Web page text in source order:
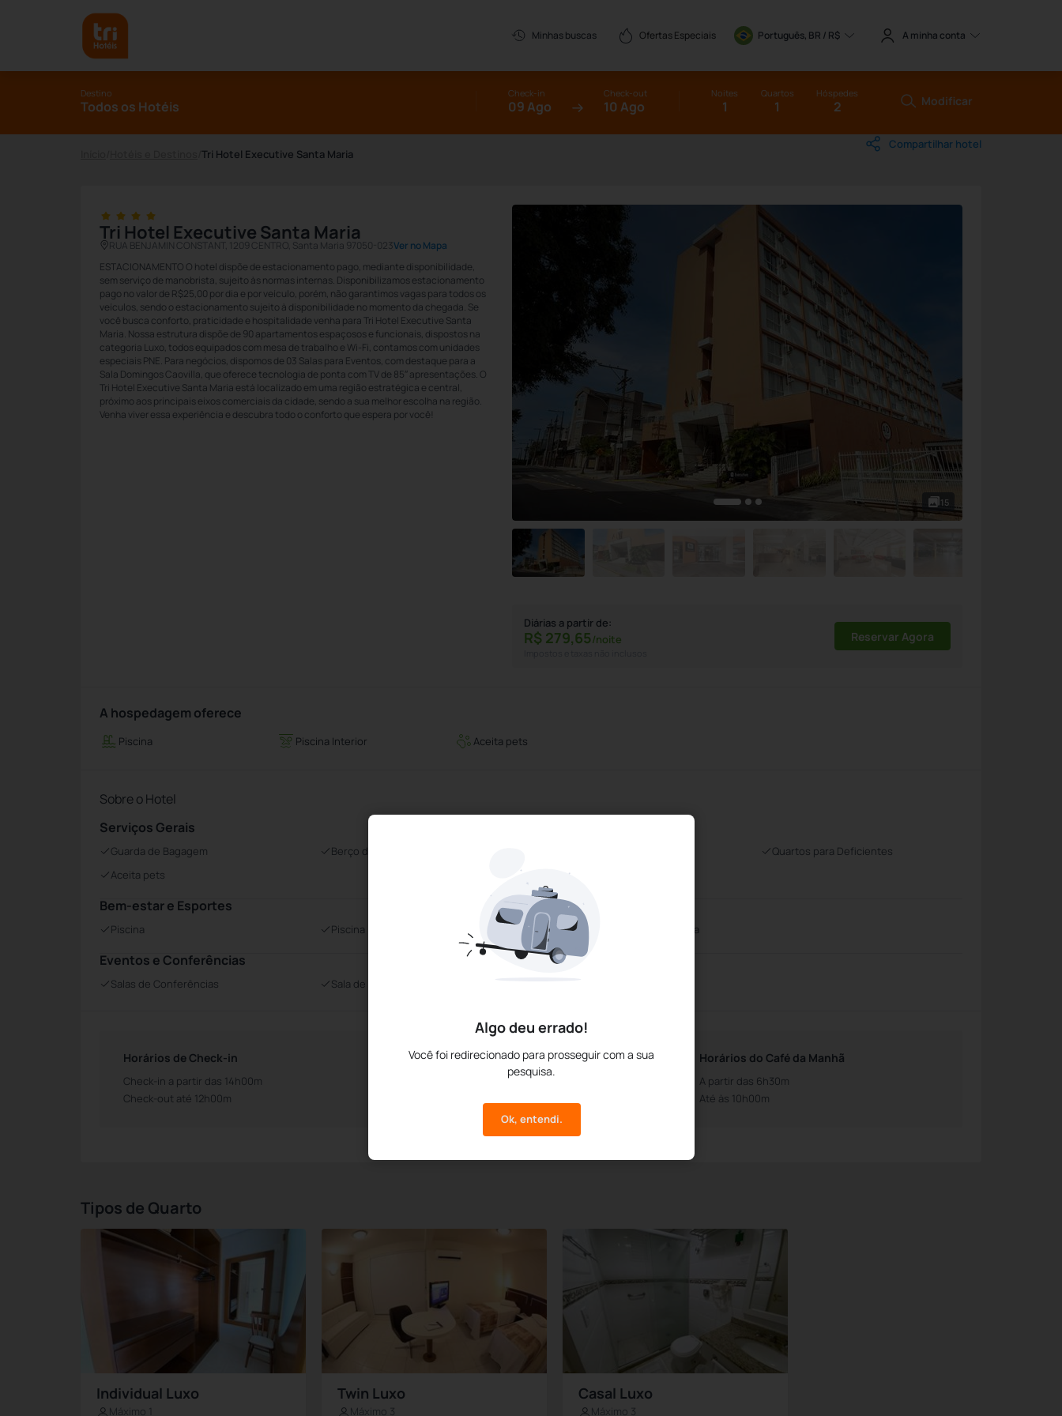
Minhas buscas Ofertas Especiais Português, BR / R$ A minha conta
Algo deu errado!
Você foi redirecionado para prosseguir com a sua
pesquisa.
Ok, entendi.
Destino
Todos os Hotéis
Check-in
09 Ago
Check-out
10 Ago
Noites
1
Quartos
1
Hóspedes
2 Modificar
Tri Hotel Executive Santa Maria
Compartilhar hotel
Tri Hotel Executive Santa Maria
RUA BENJAMIN CONSTANT, 1209 CENTRO, Santa Maria 97050-023Ver no Mapa
ESTACIONAMENTO O hotel dispõe de estacionamento pago, mediante disponibilidade,
sem serviço de manobrista, sujeito às normas internas. Disponibilizamos estacionamento
pago no valor de R$25,00 por dia e por veículo, porém, não garantimos vagas para todos os
veículos, sendo o estacionamento sujeito à disponibilidade no momento da chegada. Se
você busca conforto, praticidade e hospitalidade venha para Tri Hotel Executive Santa
Maria. Nossa estrutura dispõe de 90 apartamentos espaçosos e funcionais, dispostos na
categoria Luxo, todos equipados com mesa de trabalho e Wi-Fi, contamos com unidades
especiais PNE. Para negócios, dispomos de 03 Salas para Eventos, com destaque para a
Sala Domingos Caovilla, que oferece tecnologia de ponta com TV de 85″ apresentações. O
Tri Hotel Executive Santa Maria está localizado em uma região estratégica e central,
próximo aos principais eixos comerciais da cidade, sendo a sua melhor escolha na região.
Venha viver essa experiência e descubra todo o conforto que espera por você!
15
Diárias a partir de:
R$ 279,65/noite Reservar Agora
A hospedagem oferece
Piscina Piscina Interior Aceita pets
Sobre o Hotel
Serviços Gerais
Guarda de Bagagem Berço disponivel a pedido
Quartos para Deficientes
Aceita pets
Bem-estar e Esportes
Piscina Piscina Interior Academia de ginástica gratuita
Eventos e Conferências
Salas de Conferências Sala de Reuniões
Horários de Check-in
Check-in a partir das 14h00m
Check-out até 12h00m
Horários da Recepção Horários do Café da Manhã
A partir das 6h30m
Até às 10h00m
Tipos de Quarto
Individual Luxo
Máximo 1
Twin Luxo
Máximo 3
Casal Luxo
Máximo 3